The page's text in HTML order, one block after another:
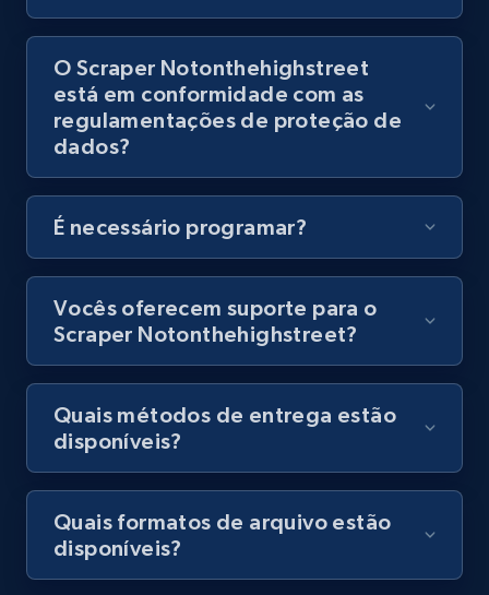
Youtube - Videos posts - Discovery videos
by podcast url
URL, Title, Youtuber, Youtuber md5, Video url,
Video length, Likes, Views, and more.
Comece grátis
Amazon Reviews
rating object, Product rating max, Rating,
Author name, Asin, and more.
O Scraper Notonthehighstreet
está em conformidade com as
regulamentações de proteção de
dados?
É necessário programar?
Vocês oferecem suporte para o
Scraper Notonthehighstreet?
Quais métodos de entrega estão
disponíveis?
Quais formatos de arquivo estão
disponíveis?